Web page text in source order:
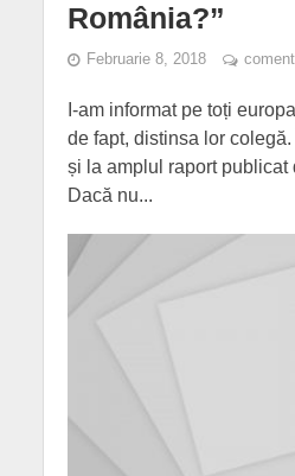
România?”
Februarie 8, 2018
I-am informat pe toți
de fapt, distinsa lor
și la amplul raport publicat
Dacă nu...